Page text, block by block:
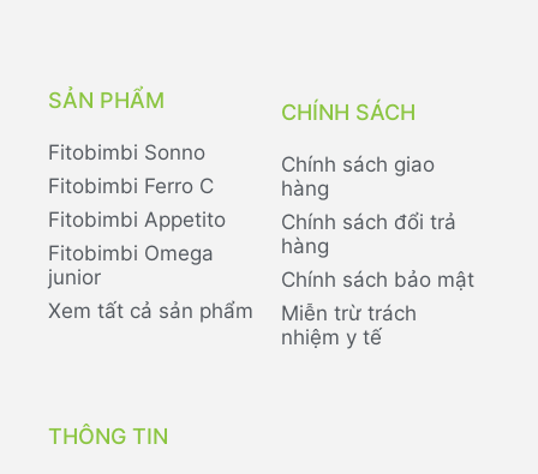
SẢN PHẨM
Fitobimbi Sonno
Fitobimbi Ferro C
Fitobimbi Appetito
Fitobimbi Omega
junior
Xem tất cả sản phẩm
CHÍNH SÁCH
Chính sách giao
hàng
Chính sách đổi trả
hàng
Chính sách bảo mật
Miễn trừ trách
nhiệm y tế
THÔNG TIN